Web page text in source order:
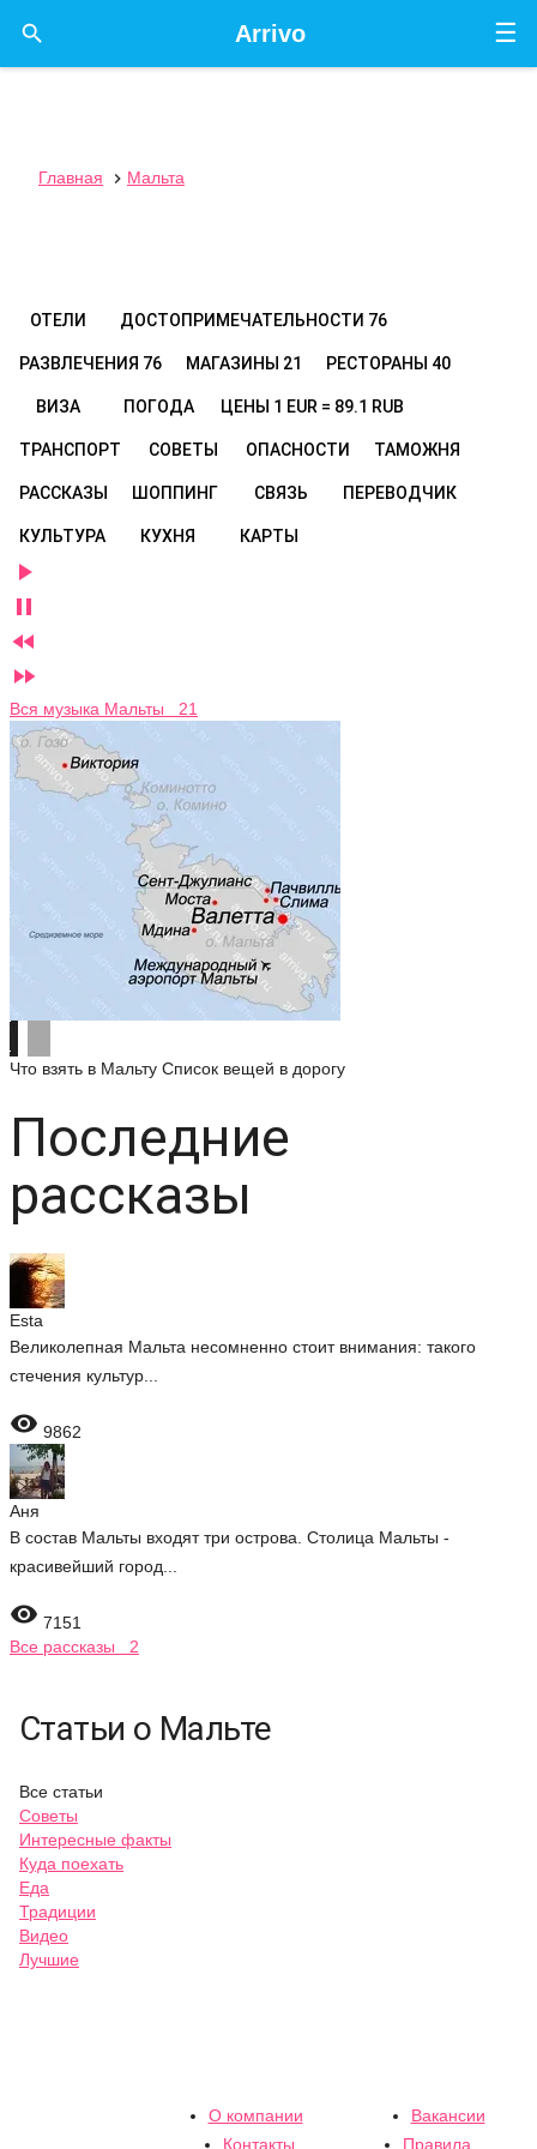
☰
Arrivo

Главная  Мальта
ОТЕЛИ ДОСТОПРИМЕЧАТЕЛЬНОСТИ 76
РАЗВЛЕЧЕНИЯ 76 МАГАЗИНЫ 21 РЕСТОРАНЫ 40
ВИЗА ПОГОДА ЦЕНЫ 1 EUR = 89.1 RUB
ТРАНСПОРТ СОВЕТЫ ОПАСНОСТИ ТАМОЖНЯ
РАССКАЗЫ ШОППИНГ СВЯЗЬ ПЕРЕВОДЧИК
КУЛЬТУРА КУХНЯ КАРТЫ




Вся музыка Мальты 21
Что взять в Мальту Список вещей в дорогу
Последние
рассказы
Esta
Великолепная Мальта несомненно стоит внимания: такого
стечения культур...
 9862
Аня
В состав Мальты входят три острова. Столица Мальты -
красивейший город...
 7151
Все рассказы 2
Статьи о Мальте
Все статьи
Советы
Интересные факты
Куда поехать
Еда
Традиции
Видео
Лучшие
О компании
Вакансии
Контакты
Правила